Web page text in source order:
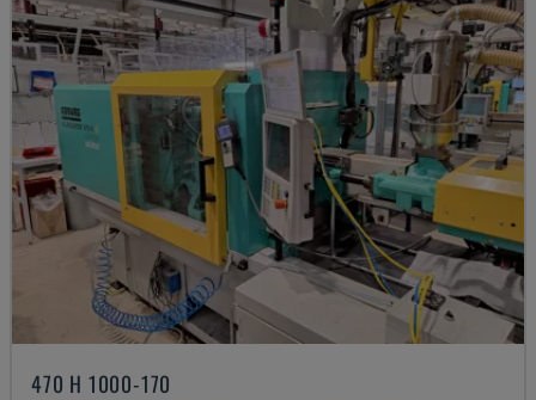
470 H 1000-170